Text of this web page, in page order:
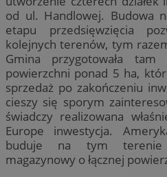
od ul. Handlowej. Budowa
etapu przedsięwzięcia
kolejnych terenów, tym
Gmina przygotowała
powierzchni ponad 5 ha,
sprzedaż po zakończeniu
cieszy się sporym
świadczy realizowana
Europe inwestycja.
buduje na tym terenie
magazynowy o łącznej